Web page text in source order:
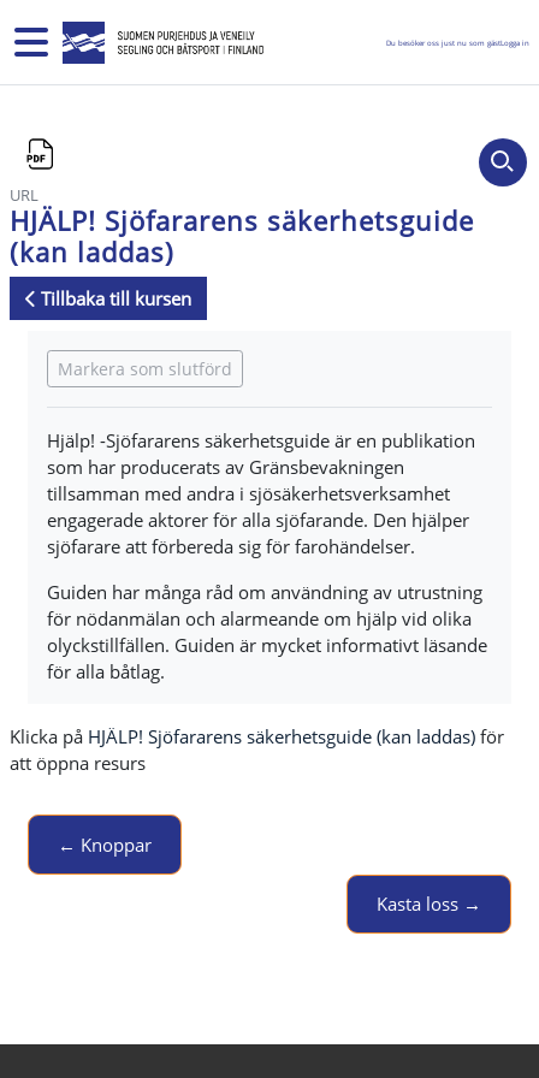
Sidopanel Du besöker oss just nu som gästLogga in
URL
HJÄLP! Sjöfararens säkerhetsguide
(kan laddas)
Tillbaka till kursen
Markera som slutförd
Hjälp! -Sjöfararens säkerhetsguide är en publikation
som har producerats av Gränsbevakningen
tillsamman med andra i sjösäkerhetsverksamhet
engagerade aktorer för alla sjöfarande. Den hjälper
sjöfarare att förbereda sig för farohändelser.
Guiden har många råd om användning av utrustning
för nödanmälan och alarmeande om hjälp vid olika
olyckstillfällen. Guiden är mycket informativt läsande
för alla båtlag.
Klicka på HJÄLP! Sjöfararens säkerhetsguide (kan laddas) för
att öppna resurs
← Knoppar
Kasta loss →